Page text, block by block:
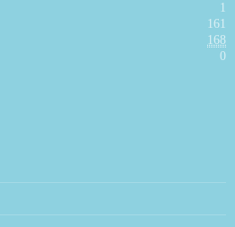
1
161
168
0